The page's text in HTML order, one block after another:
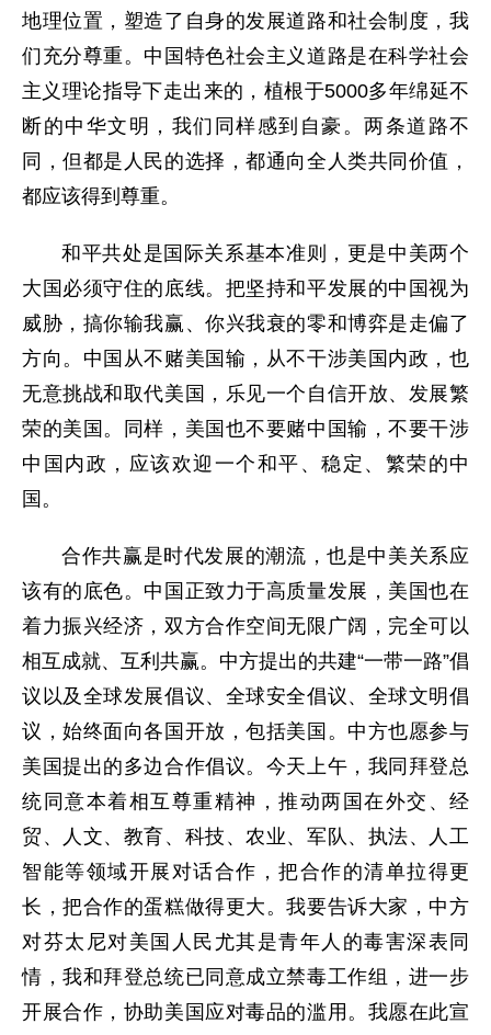
地理位置，塑造了自身的发展道路和社会制度，我
们充分尊重。中国特色社会主义道路是在科学社会
主义理论指导下走出来的，植根于5000多年绵延不
断的中华文明，我们同样感到自豪。两条道路不
同，但都是人民的选择，都通向全人类共同价值，
都应该得到尊重。
和平共处是国际关系基本准则，更是中美两个
大国必须守住的底线。把坚持和平发展的中国视为
威胁，搞你输我赢、你兴我衰的零和博弈是走偏了
方向。中国从不赌美国输，从不干涉美国内政，也
无意挑战和取代美国，乐见一个自信开放、发展繁
荣的美国。同样，美国也不要赌中国输，不要干涉
中国内政，应该欢迎一个和平、稳定、繁荣的中
国。
合作共赢是时代发展的潮流，也是中美关系应
该有的底色。中国正致力于高质量发展，美国也在
着力振兴经济，双方合作空间无限广阔，完全可以
相互成就、互利共赢。中方提出的共建“一带一路”倡
议以及全球发展倡议、全球安全倡议、全球文明倡
议，始终面向各国开放，包括美国。中方也愿参与
美国提出的多边合作倡议。今天上午，我同拜登总
统同意本着相互尊重精神，推动两国在外交、经
贸、人文、教育、科技、农业、军队、执法、人工
智能等领域开展对话合作，把合作的清单拉得更
长，把合作的蛋糕做得更大。我要告诉大家，中方
对芬太尼对美国人民尤其是青年人的毒害深表同
情，我和拜登总统已同意成立禁毒工作组，进一步
开展合作，协助美国应对毒品的滥用。我愿在此宣